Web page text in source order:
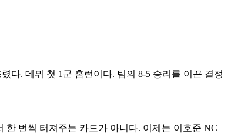
다. 데뷔 첫 1군 홈런이다. 팀의 8-5 승리를 이끈 결정
한 번씩 터져주는 카드가 아니다. 이제는 이호준 NC